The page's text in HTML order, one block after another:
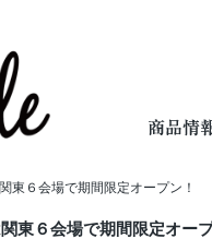
東６会場で期間限定オープン！
東６会場で期間限定オー